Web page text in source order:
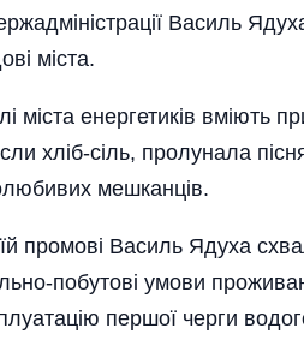
Василь
міста.
міста енергетиків вміють
хліб-сіль, пролунала
мешканців.
промові Василь Ядуха
побутові умови
першої черги